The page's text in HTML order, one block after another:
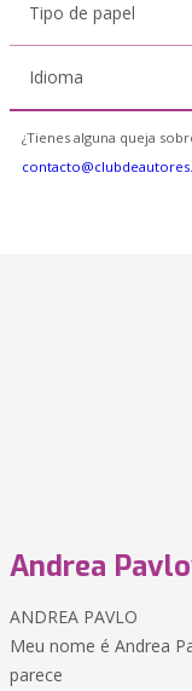
Tipo de papel
Idioma
¿Tienes alguna queja
Andrea
ANDREA PAVLO
Meu nome é Andrea
parece